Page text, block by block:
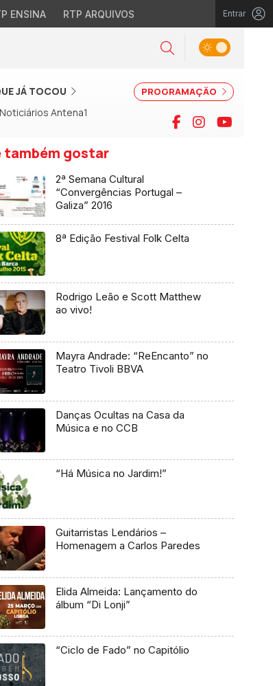
ENSINA RTP ARQUIVOS Entrar
Pesquisar
Alternar tema
PROGRAMAÇÃO
JÁ TOCOU
Noticiários Antena1 Facebook
Instagram
também gostar
2ª Semana Cultural
“Convergências Portugal –
Galiza” 2016
8ª Edição Festival Folk Celta
Rodrigo Leão e Scott Matthew
ao vivo!
Mayra Andrade: “ReEncanto” no
Teatro Tivoli BBVA
Danças Ocultas na Casa da
Música e no CCB
“Há Música no Jardim!”
Guitarristas Lendários –
Homenagem a Carlos Paredes
Elida Almeida: Lançamento do
álbum “Di Lonji”
“Ciclo de Fado” no Capitólio